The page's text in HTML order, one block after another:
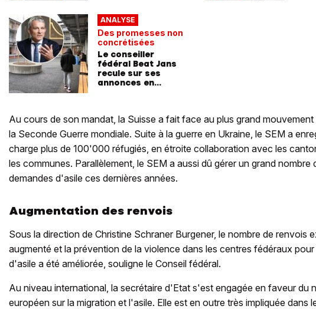
ANALYSE
Des promesses non
concrétisées
Le conseiller
fédéral Beat Jans
recule sur ses
annonces en
Au cours de son mandat, la Suisse a fait face au plus grand
la Seconde Guerre mondiale. Suite à la guerre en Ukraine, le SEM a
charge plus de 100'000 réfugiés, en étroite collaboration avec les
les communes. Parallèlement, le SEM a aussi dû gérer un grand nombre
demandes d'asile ces dernières années.
Augmentation des renvois
Sous la direction de Christine Schraner Burgener, le nombre de renvois
augmenté et la prévention de la violence dans les centres fédéraux
d'asile a été améliorée, souligne le Conseil fédéral.
Au niveau international, la secrétaire d'Etat s'est engagée en faveur du
européen sur la migration et l'asile. Elle est en outre très impliquée dans